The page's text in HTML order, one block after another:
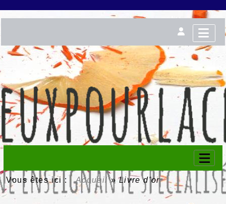
Vous êtes ici :Accueil»Livre d'or